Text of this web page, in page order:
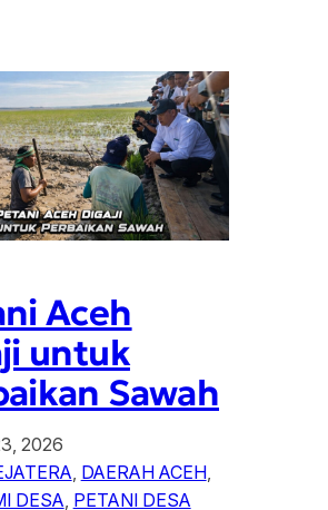
Aceh
untuk
Sawah
2026
DAERAH ACEH
DESA PETANI DESA